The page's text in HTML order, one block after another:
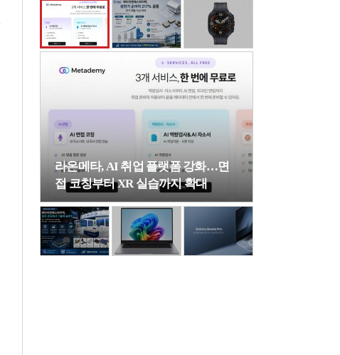
라온메타, AI 취업 플랫폼 강화…면
접 코칭부터 XR 실습까지 확대